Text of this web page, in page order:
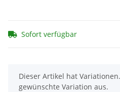
Sofort verfügbar
x
Dieser Artikel hat
gewünschte Variation aus.